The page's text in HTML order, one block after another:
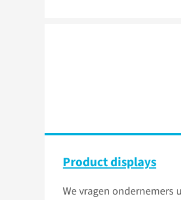
Product displays
We vragen ondernemers